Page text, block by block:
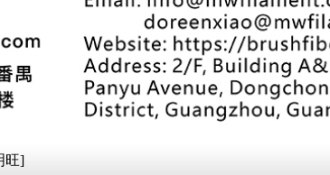
旺]